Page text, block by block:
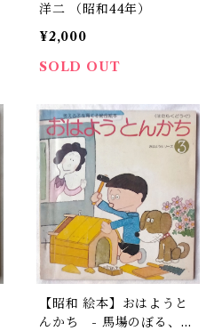
洋二 （昭和44年）
¥2,000
SOLD OUT
【昭和 絵本】おはようと
んかち - 馬場のぼる、多